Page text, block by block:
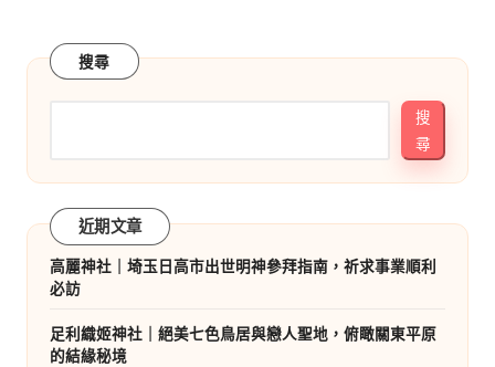
搜尋
搜
尋
近期文章
高麗神社｜埼玉日高市出世明神參拜指南，祈求事業順利
必訪
足利織姬神社｜絕美七色鳥居與戀人聖地，俯瞰關東平原
的結緣秘境